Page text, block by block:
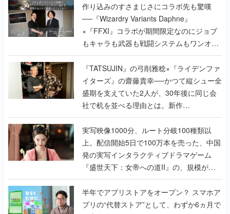
作り込みのすさまじさにコラボ先も驚嘆
──『Wizardry Variants Daphne』
×『FFXI』コラボが期間限定なのにジョブ
もキャラも武器も戦闘システムもワンオフ
で作り込まれた理由を両ディレクターに聞
く
『TATSUJIN』の弓削雅稔×『ライデンファ
イターズ』の齋藤貴幸──かつて縦シュー全
盛期を支えていた2人が、30年後に同じ会
社で机を並べる理由とは。新作
『TATSUJIN EXTREME』で初タッグを組
んだレジェンド2人に訊く開発秘話
実写映像1000分、ルート分岐100種類以
上。配信開始5日で100万本を売った、中国
発の実写インタラクティブドラマゲーム
『盛世天下：女帝への道II』の、規模が違
うこだわりをプロデューサーに聞いた
半年でアプリストアをオープン？ スマホア
プリの“代替ストア”として、わずか6ヵ月で